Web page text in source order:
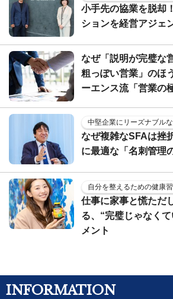
小手先の協業を脱却
ションを経営アジェ
なぜ「説明が完璧な
粗っぽい営業」のほ
ーエンス流「営業の
中堅企業にリーズナブル
なぜ複雑なSFAは挫
に最適な「名刺管理
自分を整えるための健康
仕事に家事と慌ただ
る、“完璧じゃなく
メント
INFORMATION